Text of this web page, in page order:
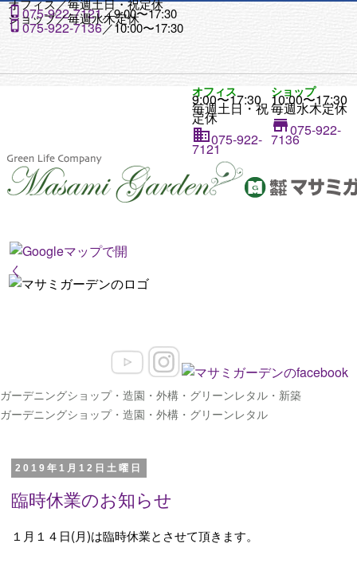
オフィス／毎週土日・祝定休
 075-922-7121／9:00〜17:30
ショップ／毎週水木定休
 075-922-7136／10:00〜17:30
オフィス
9:00〜17:30
毎週土日・祝
定休
075-922-
7121
ショップ
10:00〜17:30
毎週水木定休
075-922-
7136
ガーデニングショップ・造園・外構・グリーンレタル・新築
ガーデニングショップ・造園・外構・グリーンレタル
2019年1月12日土曜日
臨時休業のお知らせ
１月１４日(月)は臨時休業とさせて頂きます。